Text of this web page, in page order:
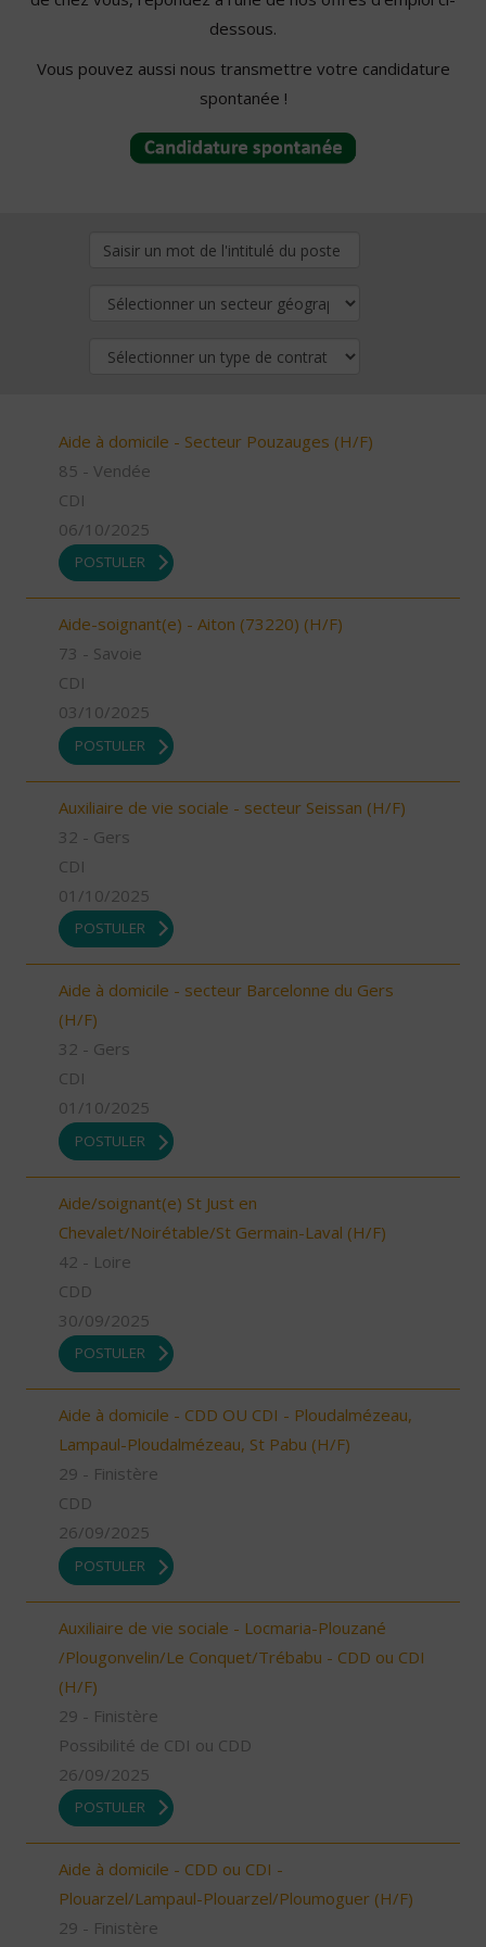
dessous.
Vous pouvez aussi nous transmettre votre candidature
spontanée !
Aide à domicile - Secteur Pouzauges (H/F)
85 - Vendée
CDI
06/10/2025
POSTULER
Aide-soignant(e) - Aiton (73220) (H/F)
73 - Savoie
CDI
03/10/2025
POSTULER
Auxiliaire de vie sociale - secteur Seissan (H/F)
32 - Gers
CDI
01/10/2025
POSTULER
Aide à domicile - secteur Barcelonne du Gers
(H/F)
32 - Gers
CDI
01/10/2025
POSTULER
Aide/soignant(e) St Just en
Chevalet/Noirétable/St Germain-Laval (H/F)
42 - Loire
CDD
30/09/2025
POSTULER
Aide à domicile - CDD OU CDI - Ploudalmézeau,
Lampaul-Ploudalmézeau, St Pabu (H/F)
29 - Finistère
CDD
26/09/2025
POSTULER
Auxiliaire de vie sociale - Locmaria-Plouzané
/Plougonvelin/Le Conquet/Trébabu - CDD ou CDI
(H/F)
29 - Finistère
Possibilité de CDI ou CDD
26/09/2025
POSTULER
Aide à domicile - CDD ou CDI -
Plouarzel/Lampaul-Plouarzel/Ploumoguer (H/F)
29 - Finistère